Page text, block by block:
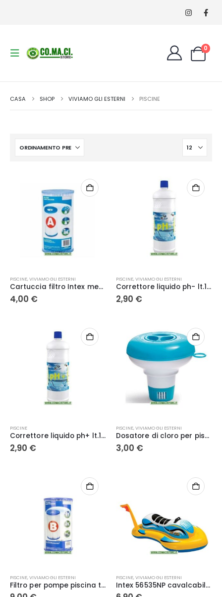
0
CASA SHOP VIVIAMO GLI ESTERNI PISCINE
PISCINE,VIVIAMO GLI ESTERNI
Cartuccia filtro Intex media A per piscina 29002
4,00 €
PISCINE,VIVIAMO GLI ESTERNI
Correttore liquido ph- lt.1 KLEP034
2,90 €
PISCINE
Correttore liquido ph+ lt.1 KLEP038
2,90 €
PISCINE,VIVIAMO GLI ESTERNI
Dosatore di cloro per piscine – Intex
3,00 €
PISCINE,VIVIAMO GLI ESTERNI
Filtro per pompe piscina tipo B art. 59905 Intex
PISCINE,VIVIAMO GLI ESTERNI
Intex 56535NP cavalcabile moto d’acqua gonfiabile